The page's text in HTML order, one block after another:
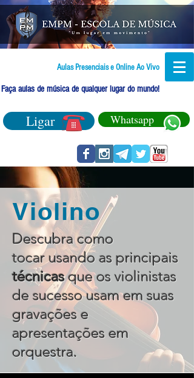
Aulas Presenciais e Online Ao Vivo
Faça aulas de música de qualquer lugar do mundo!
Ligar Whatsapp
Violino
Descubra como
tocar usando as principais
técnicasque os violinistas
de sucesso usam em suas
gravações e
apresentações em
orquestra.